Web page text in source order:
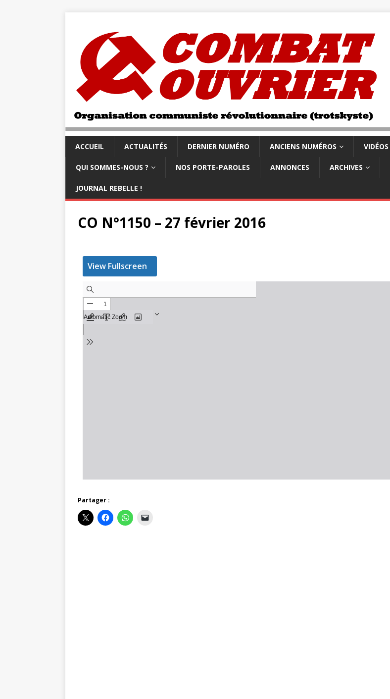
ACCUEIL ACTUALITÉS DERNIER NUMÉRO ANCIENS NUMÉROS VIDÉOS
QUI SOMMES-NOUS ? NOS PORTE-PAROLES ANNONCES ARCHIVES
JOURNAL REBELLE !
CO N°1150 – 27 février 2016
View Fullscreen
Partager :